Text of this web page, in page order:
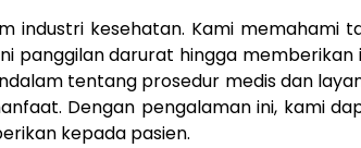
industri kesehatan. Kami memahami
panggilan darurat hingga memberikan
tentang prosedur medis dan
Dengan pengalaman ini, kami
kepada pasien.